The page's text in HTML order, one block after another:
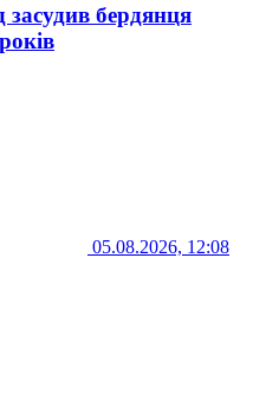
засудив бердянця
05.08.2026, 12:08